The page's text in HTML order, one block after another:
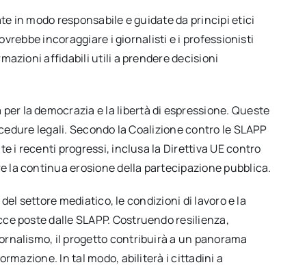
in modo responsabile e guidate da principi etici
incoraggiare i giornalisti e i professionisti
affidabili utili a prendere decisioni
la democrazia e la libertà di espressione. Queste
legali. Secondo la Coalizione contro le SLAPP
i recenti progressi, inclusa la Direttiva UE contro
la continua erosione della partecipazione pubblica.
settore mediatico, le condizioni di lavoro e la
poste dalle SLAPP. Costruendo resilienza,
il progetto contribuirà a un panorama
In tal modo, abiliterà i cittadini a